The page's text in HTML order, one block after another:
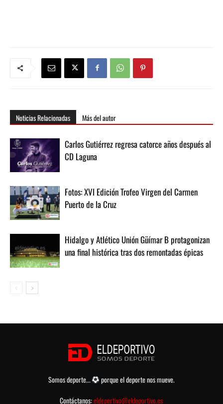
Noticias Relacionadas Más del autor
Carlos Gutiérrez regresa catorce años después al
CD Laguna
Fotos: XVI Edición Trofeo Virgen del Carmen
Puerto de la Cruz
Hidalgo y Atlético Unión Güímar B protagonizan
una final histórica tras dos remontadas épicas
Somos deporte...
porque el deporte nos mueve.
Contáctanos:eldeportivo@eldeportivo.es